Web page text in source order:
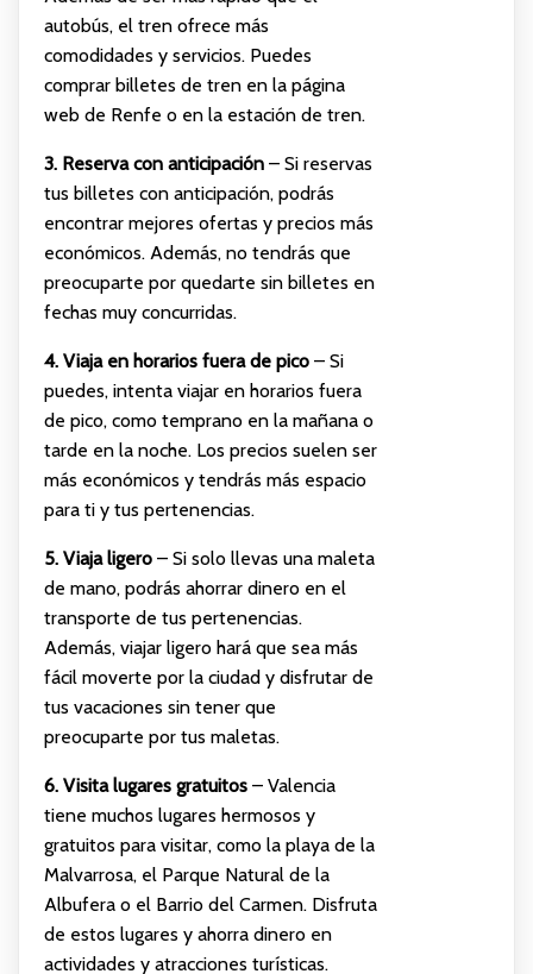
autobús, el tren ofrece más
comodidades y servicios. Puedes
comprar billetes de tren en la página
web de Renfe o en la estación de tren.
3. Reserva con anticipación– Si reservas
tus billetes con anticipación, podrás
encontrar mejores ofertas y precios más
económicos. Además, no tendrás que
preocuparte por quedarte sin billetes en
fechas muy concurridas.
4. Viaja en horarios fuera de pico– Si
puedes, intenta viajar en horarios fuera
de pico, como temprano en la mañana o
tarde en la noche. Los precios suelen ser
más económicos y tendrás más espacio
para ti y tus pertenencias.
5. Viaja ligero– Si solo llevas una maleta
de mano, podrás ahorrar dinero en el
transporte de tus pertenencias.
Además, viajar ligero hará que sea más
fácil moverte por la ciudad y disfrutar de
tus vacaciones sin tener que
preocuparte por tus maletas.
6. Visita lugares gratuitos– Valencia
tiene muchos lugares hermosos y
gratuitos para visitar, como la playa de la
Malvarrosa, el Parque Natural de la
Albufera o el Barrio del Carmen. Disfruta
de estos lugares y ahorra dinero en
actividades y atracciones turísticas.